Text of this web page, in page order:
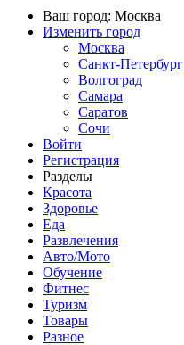
Ваш город: Москва
Изменить город
Москва
Санкт-Петербург
Волгоград
Самара
Саратов
Сочи
Войти
Регистрация
Разделы
Красота
Здоровье
Еда
Развлечения
Авто/Мото
Обучение
Фитнес
Туризм
Товары
Разное